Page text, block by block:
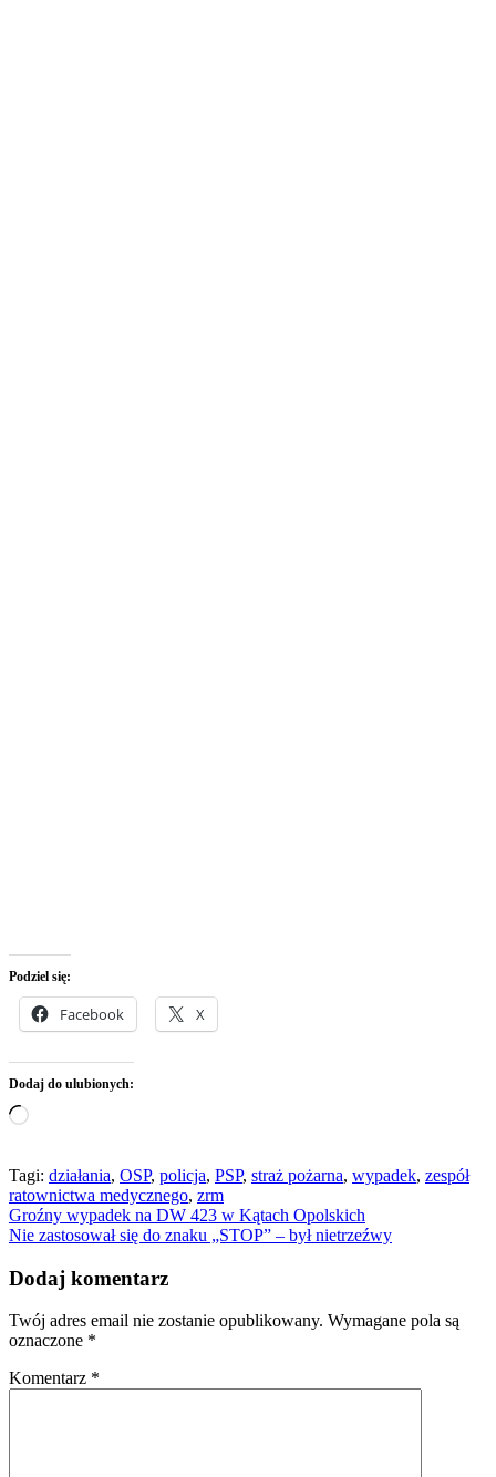
Podziel się:
Facebook X
Dodaj do ulubionych:
Wczytywanie…
Tagi: działania, OSP, policja, PSP, straż pożarna, wypadek, zespół
ratownictwa medycznego, zrm
Nawigacja
wpisu
Groźny wypadek na DW 423 w Kątach Opolskich
Nie zastosował się do znaku „STOP” – był nietrzeźwy
Dodaj komentarz
Twój adres email nie zostanie opublikowany. Wymagane pola są
oznaczone *
Komentarz *